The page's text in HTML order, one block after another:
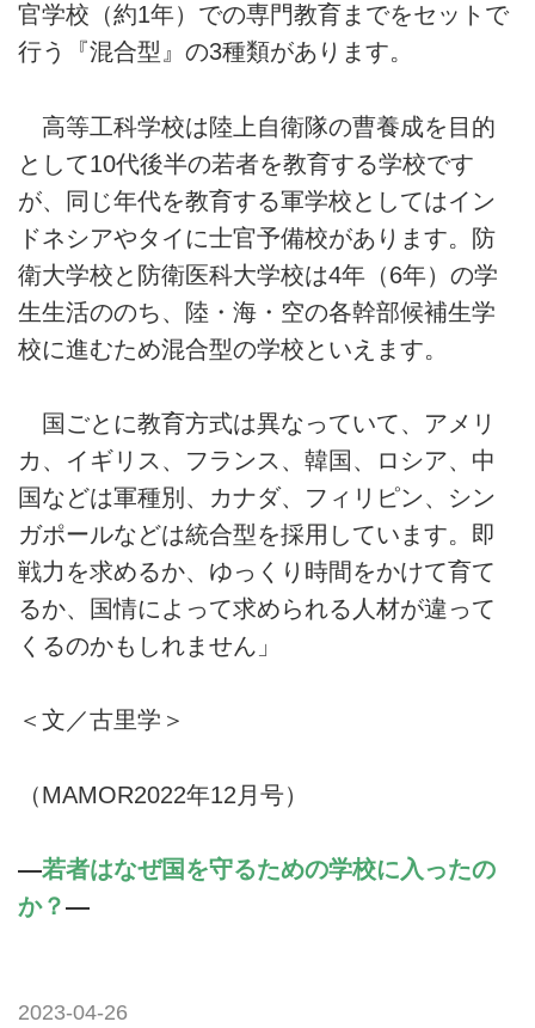
官学校（約1年）での専門教育までをセットで
行う『混合型』の3種類があります。
高等工科学校は陸上自衛隊の曹養成を目的
として10代後半の若者を教育する学校です
が、同じ年代を教育する軍学校としてはイン
ドネシアやタイに士官予備校があります。防
衛大学校と防衛医科大学校は4年（6年）の学
生生活ののち、陸・海・空の各幹部候補生学
校に進むため混合型の学校といえます。
国ごとに教育方式は異なっていて、アメリ
カ、イギリス、フランス、韓国、ロシア、中
国などは軍種別、カナダ、フィリピン、シン
ガポールなどは統合型を採用しています。即
戦力を求めるか、ゆっくり時間をかけて育て
るか、国情によって求められる人材が違って
くるのかもしれません」
＜文／古里学＞
（MAMOR2022年12月号）
―若者はなぜ国を守るための学校に入ったの
か？―
2023-04-26